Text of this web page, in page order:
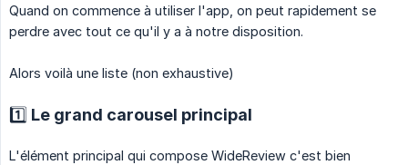
Quand on commence à utiliser l'app, on peut rapidement se
perdre avec tout ce qu'il y a à notre disposition.
Alors voilà une liste (non exhaustive)
1️⃣ Le grand carousel principal
L'élément principal qui compose WideReview c'est bien